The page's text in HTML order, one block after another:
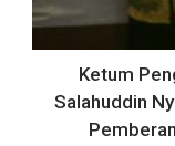
Ketum
Salahuddin